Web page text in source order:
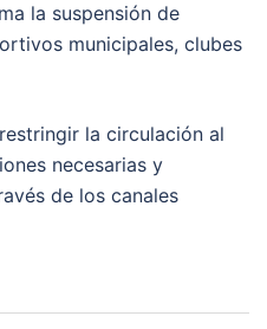
la suspensión de
municipales, clubes
la circulación al
necesarias y
de los canales